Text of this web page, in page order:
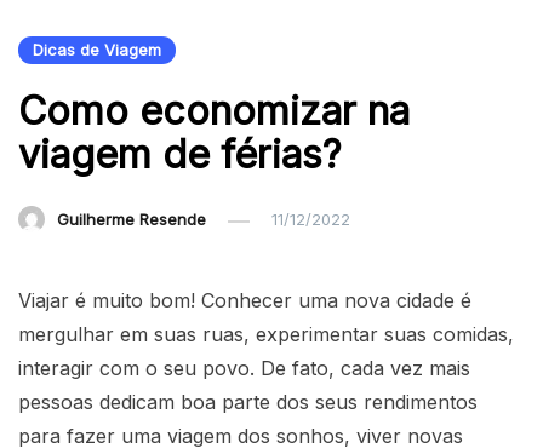
Dicas de Viagem
Como economizar na
viagem de férias?
Guilherme Resende 11/12/2022
Viajar é muito bom! Conhecer uma nova cidade é
mergulhar em suas ruas, experimentar suas comidas,
interagir com o seu povo. De fato, cada vez mais
pessoas dedicam boa parte dos seus rendimentos
para fazer uma viagem dos sonhos, viver novas